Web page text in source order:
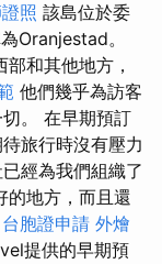
照 該島位於委
Oranjestad。
和其他地方，
他們幾乎為訪客
。 在早期預訂
旅行時沒有壓力
經為我們組織了
的地方，而且還
台胞證申請 外燴
提供的早期預